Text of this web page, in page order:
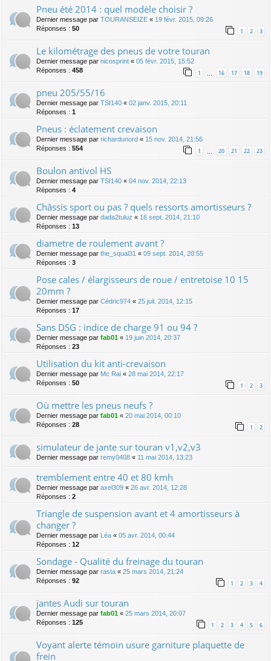
Pneu été 2014 : quel modèle choisir ?
Dernier message par TOURANSEIZE « 19 févr. 2015, 09:26
Réponses : 50 1 2 3
Le kilométrage des pneus de votre touran
Dernier message par nicosprint « 05 févr. 2015, 15:52
Réponses : 458 1 16 17 18 19
pneu 205/55/16
Dernier message par TSI140 « 02 janv. 2015, 20:11
Réponses : 1
Pneus : éclatement crevaison
Dernier message par richardunord « 15 nov. 2014, 21:56
Réponses : 554 1 20 21 22 23
Boulon antivol HS
Dernier message par TSI140 « 04 nov. 2014, 22:13
Réponses : 4
Châssis sport ou pas ? quels ressorts amortisseurs ?
Dernier message par dada2tuluz « 16 sept. 2014, 21:10
Réponses : 13
diametre de roulement avant ?
Dernier message par the_squal31 « 09 sept. 2014, 20:55
Réponses : 3
Pose cales / élargisseurs de roue / entretoise 10 15
20mm ?
Dernier message par Cédric974 « 25 juil. 2014, 12:15
Réponses : 17
Sans DSG : indice de charge 91 ou 94 ?
Dernier message par fab01 « 19 juin 2014, 20:37
Réponses : 23
Utilisation du kit anti-crevaison
Dernier message par Mc Rai « 28 mai 2014, 22:17
Réponses : 50 1 2 3
Où mettre les pneus neufs ?
Dernier message par fab01 « 20 mai 2014, 00:10
Réponses : 28 1 2
simulateur de jante sur touran v1,v2,v3
Dernier message par remy0408 « 11 mai 2014, 13:23
tremblement entre 40 et 80 kmh
Dernier message par axel309 « 26 avr. 2014, 12:28
Réponses : 2
Triangle de suspension avant et 4 amortisseurs à
changer ?
Dernier message par Léa « 05 avr. 2014, 00:44
Réponses : 12
Sondage - Qualité du freinage du touran
Dernier message par rasta « 25 mars 2014, 21:24
Réponses : 92 1 2 3 4
jantes Audi sur touran
Dernier message par fab01 « 25 mars 2014, 20:07
Réponses : 125 1 2 3 4 5 6
Voyant alerte témoin usure garniture plaquette de
frein